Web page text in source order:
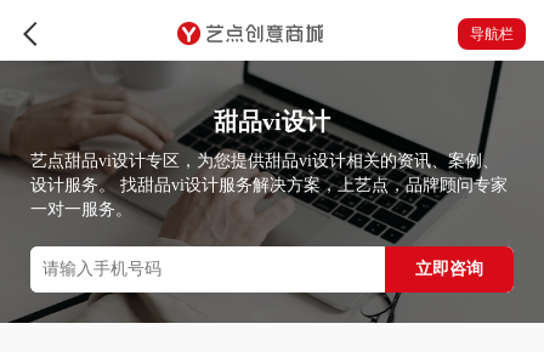
导航栏
甜品vi设计
艺点甜品vi设计专区，为您提供甜品vi设计相关的资讯、案例、
设计服务。 找甜品vi设计服务解决方案，上艺点，品牌顾问专家
一对一服务。
立即咨询